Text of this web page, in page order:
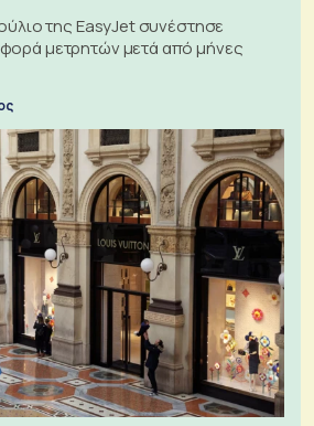
της EasyJet συνέστησε
μετρητών μετά από μήνες